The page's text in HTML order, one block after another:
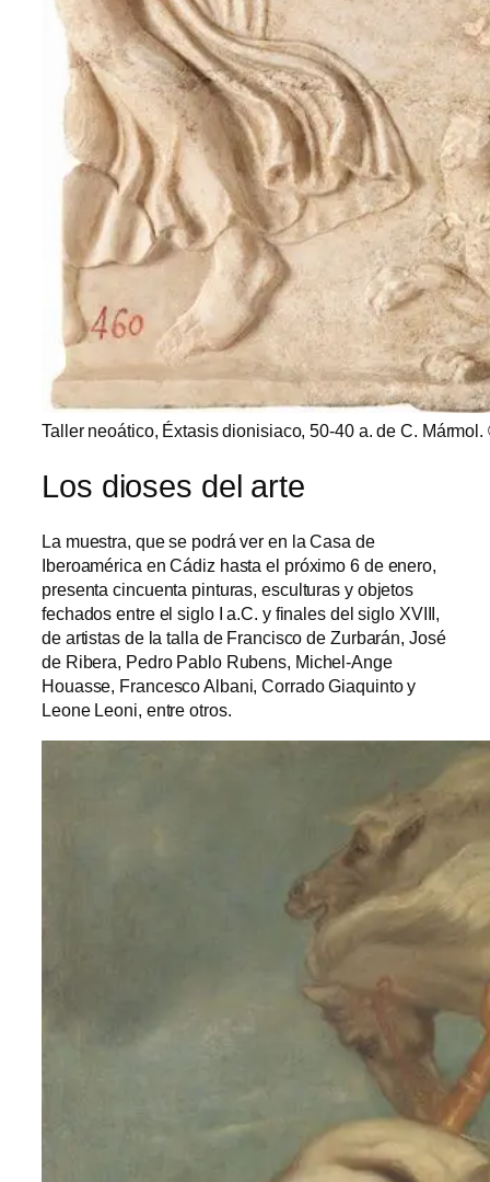
Taller neoático, Éxtasis dionisiaco, 50-40 a. de C.
Los dioses del arte
La muestra, que se podrá ver en la Casa de
Iberoamérica en Cádiz hasta el próximo 6 de enero,
presenta cincuenta pinturas, esculturas y objetos
fechados entre el siglo I a.C. y finales del siglo XVIII,
de artistas de la talla de Francisco de Zurbarán, José
de Ribera, Pedro Pablo Rubens, Michel-Ange
Houasse, Francesco Albani, Corrado Giaquinto y
Leone Leoni, entre otros.